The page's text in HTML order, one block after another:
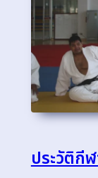
ประวัติกี